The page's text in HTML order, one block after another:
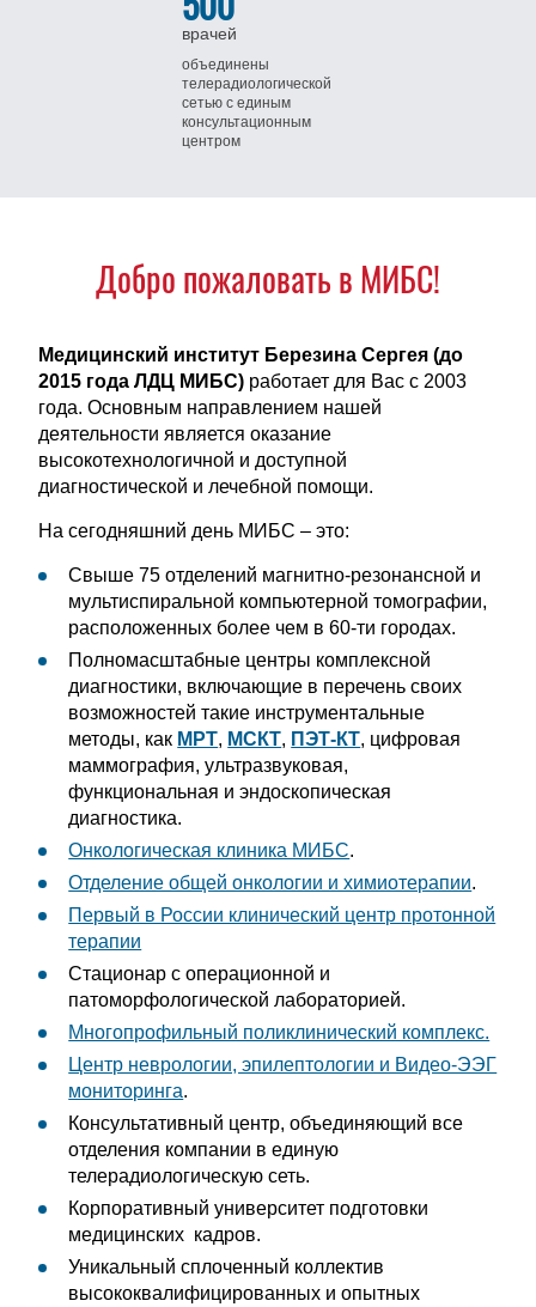
врачей
объединены
телерадиологической
сетью с единым
консультационным
центром
Добро пожаловать в МИБС!
Медицинский институт Березина Сергея (до
2015 года ЛДЦ МИБС) работает для Вас с 2003
года. Основным направлением нашей
деятельности является оказание
высокотехнологичной и доступной
диагностической и лечебной помощи.
На сегодняшний день МИБС – это:
Свыше 75 отделений магнитно-резонансной и
мультиспиральной компьютерной томографии,
расположенных более чем в 60-ти городах.
Полномасштабные центры комплексной
диагностики, включающие в перечень своих
возможностей такие инструментальные
методы, как МРТ, МСКТ, ПЭТ-КТ, цифровая
маммография, ультразвуковая,
функциональная и эндоскопическая
диагностика.
Онкологическая клиника МИБС.
Отделение общей онкологии и химиотерапии.
Первый в России клинический центр протонной
терапии
Стационар с операционной и
патоморфологической лабораторией.
Многопрофильный поликлинический комплекс.
Центр неврологии, эпилептологии и Видео-ЭЭГ
мониторинга.
Консультативный центр, объединяющий все
отделения компании в единую
телерадиологическую сеть.
Корпоративный университет подготовки
медицинских кадров.
Уникальный сплоченный коллектив
высококвалифицированных и опытных